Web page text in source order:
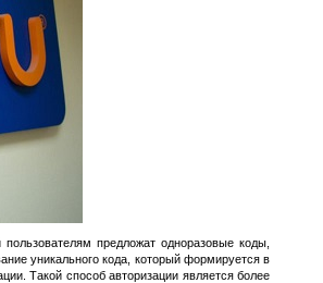
предложат одноразовые коды,
уникального кода, который формируется в
Такой способ авторизации является более